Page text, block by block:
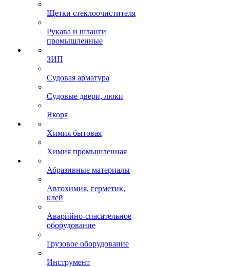
Щетки стеклоочистителя
Рукава и шланги
промышленные
ЗИП
Судовая арматура
Судовые двери, люки
Якоря
Химия бытовая
Химия промышленная
Абразивные материалы
Автохимия, герметик,
клей
Аварийно-спасательное
оборудование
Грузовое оборудование
Инструмент